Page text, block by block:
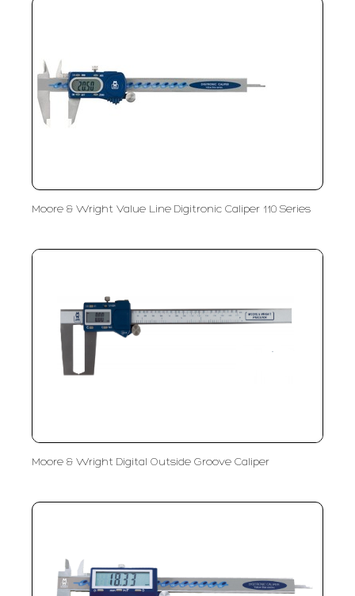
Moore & Wright Value Line Digitronic Caliper 110 Series
Moore & Wright Digital Outside Groove Caliper